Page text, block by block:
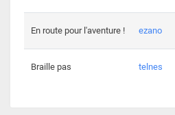
En route pour l'aventure ! ezano
Braille pas telnes